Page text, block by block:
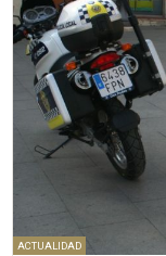
ACTUALIDAD